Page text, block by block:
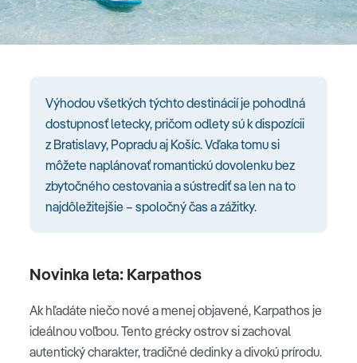
Výhodou všetkých týchto destinácií je pohodlná
dostupnosť letecky, pričom odlety sú k dispozícii
z Bratislavy, Popradu aj Košíc. Vďaka tomu si
môžete naplánovať romantickú dovolenku bez
zbytočného cestovania a sústrediť sa len na to
najdôležitejšie – spoločný čas a zážitky.
Novinka leta: Karpathos
Ak hľadáte niečo nové a menej objavené, Karpathos je
ideálnou voľbou. Tento grécky ostrov si zachoval
autentický charakter, tradičné dedinky a divokú prírodu.